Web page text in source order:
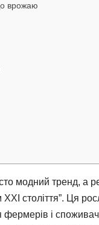
врожаю
модний тренд, а
століття”. Ця
і